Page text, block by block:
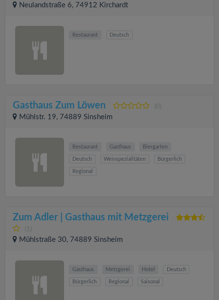
Neulandstraße 6, 74912 Kirchardt
Restaurant Deutsch
Gasthaus Zum Löwen (0)
Mühlstr. 19, 74889 Sinsheim
Restaurant Gasthaus Biergarten
Deutsch Weinspezialitäten Bürgerlich
Regional
Zum Adler | Gasthaus mit Metzgerei
(1)
Mühlstraße 30, 74889 Sinsheim
Gasthaus Metzgerei Hotel Deutsch
Bürgerlich Regional Saisonal